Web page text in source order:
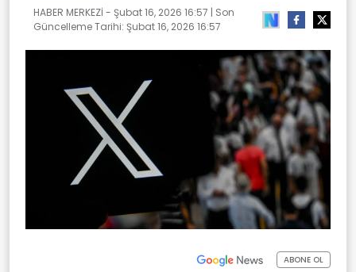
HABER MERKEZİ - Şubat 16, 2026 16:57 | Son
Güncelleme Tarihi: Şubat 16, 2026 16:57
ABONE OL